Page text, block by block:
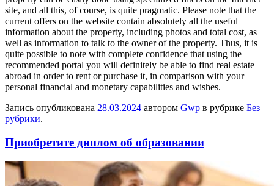
site, and all this, of course, is quite pragmatic. Please note that the
current offers on the website contain absolutely all the useful
information about the property, including photos and total cost, as
well as information to talk to the owner of the property. Thus, it is
quite possible to note with complete confidence that using the
recommended portal you will definitely be able to find real estate
abroad in order to rent or purchase it, in comparison with your
personal financial and monetary capabilities and wishes.
Запись опубликована 28.03.2024 автором Gwp в рубрике Без
рубрики.
Приобретите диплом об образовании